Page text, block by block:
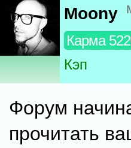
Moony
Карма
Кэп
Форум
прочитать